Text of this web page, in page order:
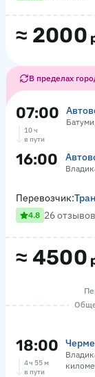
≈ 2000
В пределах
07:00
10 ч
в пути
16:00
≈ 4500
Перевозчик:
4.8 26 отзывов
18:00
4 ч 55 м
в пути